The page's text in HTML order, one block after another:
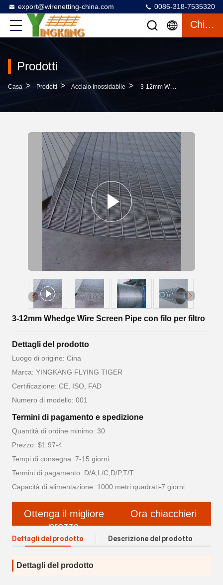
export@wirenetting-china.com 0086-318-7535320
Chiacchierata
Prodotti
Casa > Prodotti > Acciaio Inossidabile > 3-12mm Whedge Wire Screen Pipe Con Filo Per Filtro
3-12mm Whedge Wire Screen Pipe con filo per filtro
Dettagli del prodotto
Luogo di origine: Cina
Marca: YINGKANG FLYING TIGER
Certificazione: CE, ISO, FAD
Numero di modello: 001
Termini di pagamento e spedizione
Quantità di ordine minimo: 30
Prezzo: $1.97-4
Tempi di consegna: 7-15 giorni
Termini di pagamento: D/A,L/C,D/P,T/T
Capacità di alimentazione: 1000 metri quadrati-7 giorni
Ottenga il migliore
prezzo
Ora chiacchieri
Dettagli del prodotto Descrizione del prodotto
Dettagli del prodotto